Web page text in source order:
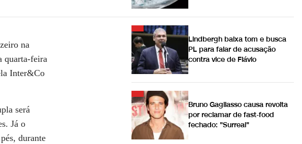
na
quarta-feira
Inter&Co
será
Já o
durante
Lindbergh baixa tom e busca
PL para falar de acusação
contra vice de Flávio
Bruno Gagliasso causa revolta
por reclamar de fast-food
fechado: "Surreal"